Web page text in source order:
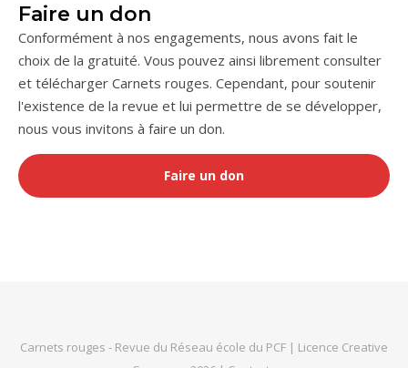
Faire un don
Conformément à nos engagements, nous avons fait le
choix de la gratuité. Vous pouvez ainsi librement consulter
et télécharger Carnets rouges. Cependant, pour soutenir
l'existence de la revue et lui permettre de se développer,
nous vous invitons à faire un don.
Faire un don
Carnets rouges - Revue du Réseau école du PCF | Licence Creative